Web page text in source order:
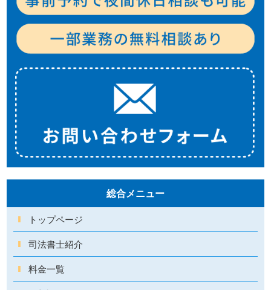
総合メニュー
トップページ
司法書士紹介
料金一覧